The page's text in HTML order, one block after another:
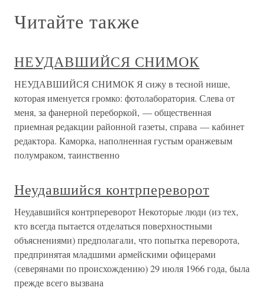
Читайте также
НЕУДАВШИЙСЯ СНИМОК
НЕУДАВШИЙСЯ СНИМОК Я сижу в тесной нише,
которая именуется громко: фотолаборатория. Слева от
меня, за фанерной переборкой, — общественная
приемная редакции районной газеты, справа — кабинет
редактора. Каморка, наполненная густым оранжевым
полумраком, таинственно
Неудавшийся контрпереворот
Неудавшийся контрпереворот Некоторые люди (из тех,
кто всегда пытается отделаться поверхностными
объяснениями) предполагали, что попытка переворота,
предпринятая младшими армейскими офицерами
(северянами по происхождению) 29 июля 1966 года, была
прежде всего вызвана